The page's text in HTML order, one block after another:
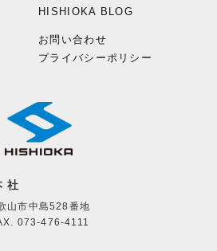
HISHIOKA BLOG
お問い合わせ
プライバシーポリシー
社
山市中島528番地
073-476-4111